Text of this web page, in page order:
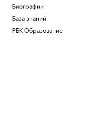
Биографии
База знаний
РБК Образование